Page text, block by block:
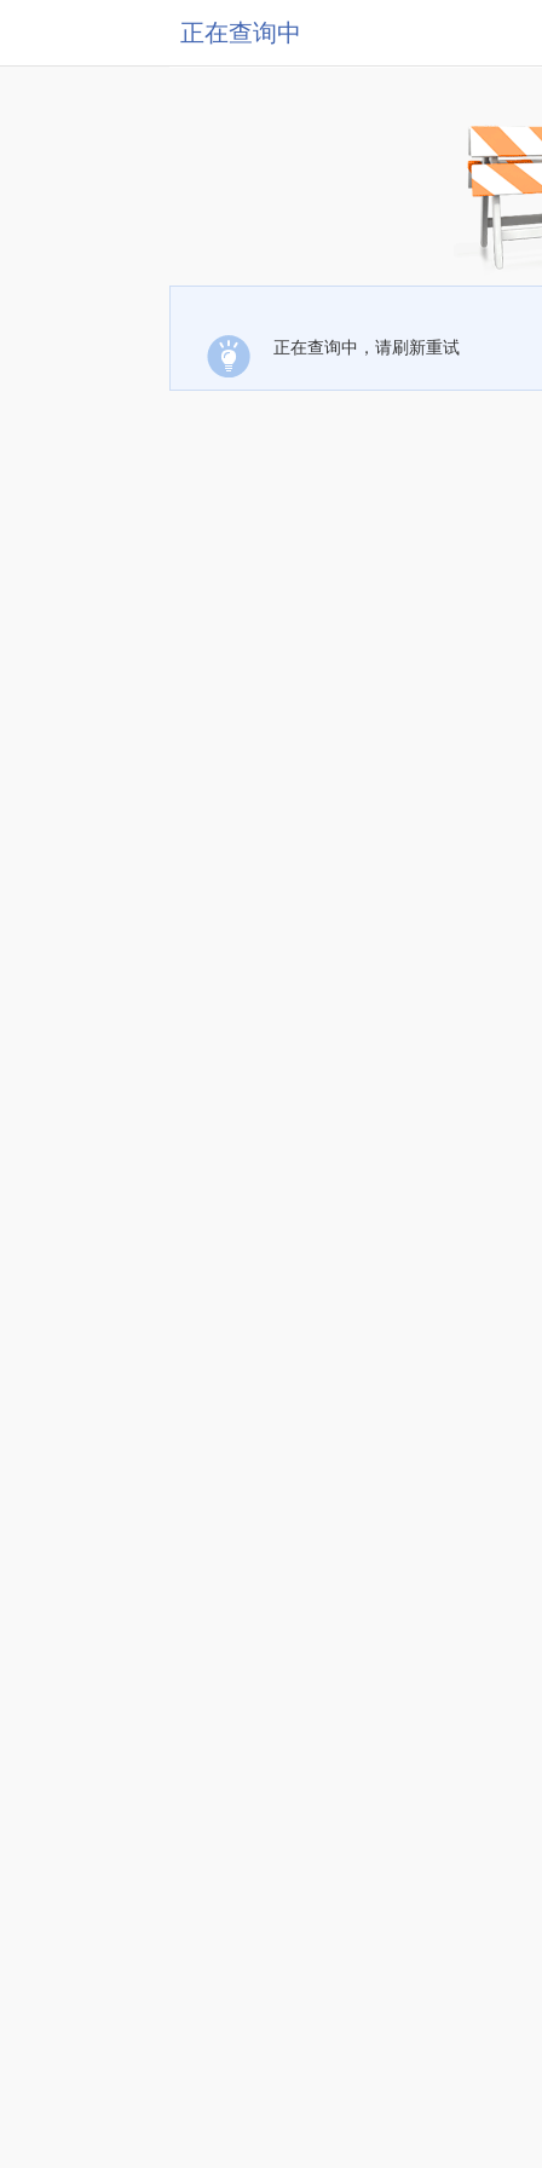
正在查询中
正在查询中，请刷新重试